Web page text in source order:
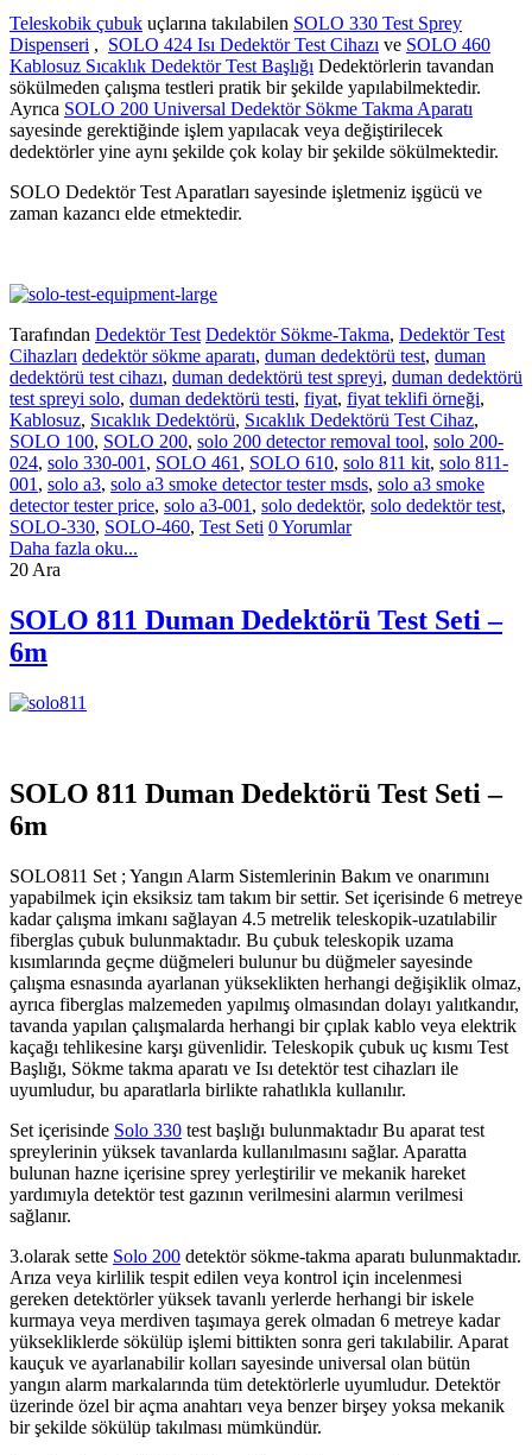
Teleskobik çubuk uçlarına takılabilen SOLO 330 Test Sprey
Dispenseri , SOLO 424 Isı Dedektör Test Cihazı ve SOLO 460
Kablosuz Sıcaklık Dedektör Test Başlığı Dedektörlerin tavandan
sökülmeden çalışma testleri pratik bir şekilde yapılabilmektedir.
Ayrıca SOLO 200 Universal Dedektör Sökme Takma Aparatı
sayesinde gerektiğinde işlem yapılacak veya değiştirilecek
dedektörler yine aynı şekilde çok kolay bir şekilde sökülmektedir.
SOLO Dedektör Test Aparatları sayesinde işletmeniz işgücü ve
zaman kazancı elde etmektedir.
Tarafından Dedektör Test Dedektör Sökme-Takma, Dedektör Test
Cihazları dedektör sökme aparatı, duman dedektörü test, duman
dedektörü test cihazı, duman dedektörü test spreyi, duman dedektörü
test spreyi solo, duman dedektörü testi, fiyat, fiyat teklifi örneği,
Kablosuz, Sıcaklık Dedektörü, Sıcaklık Dedektörü Test Cihaz,
SOLO 100, SOLO 200, solo 200 detector removal tool, solo 200-
024, solo 330-001 , SOLO 461 , SOLO 610, solo 811 kit, solo 811-
001 , solo a3, solo a3 smoke detector tester msds, solo a3 smoke
detector tester price, solo a3-001 , solo dedektör, solo dedektör test,
SOLO-330, SOLO-460, Test Seti 0 Yorumlar
Daha fazla oku...
20 Ara
SOLO 811 Duman Dedektörü Test Seti –
6m
SOLO 811 Duman Dedektörü Test Seti –
6m
SOLO811 Set ; Yangın Alarm Sistemlerinin Bakım ve onarımını
yapabilmek için eksiksiz tam takım bir settir. Set içerisinde 6 metreye
kadar çalışma imkanı sağlayan 4.5 metrelik teleskopik-uzatılabilir
fiberglas çubuk bulunmaktadır. Bu çubuk teleskopik uzama
kısımlarında geçme düğmeleri bulunur bu düğmeler sayesinde
çalışma esnasında ayarlanan yükseklikten herhangi değişiklik olmaz,
ayrıca fiberglas malzemeden yapılmış olmasından dolayı yalıtkandır,
tavanda yapılan çalışmalarda herhangi bir çıplak kablo veya elektrik
kaçağı tehlikesine karşı güvenlidir. Teleskopik çubuk uç kısmı Test
Başlığı, Sökme takma aparatı ve Isı detektör test cihazları ile
uyumludur, bu aparatlarla birlikte rahatlıkla kullanılır.
Set içerisinde Solo 330 test başlığı bulunmaktadır Bu aparat test
spreylerinin yüksek tavanlarda kullanılmasını sağlar. Aparatta
bulunan hazne içerisine sprey yerleştirilir ve mekanik hareket
yardımıyla detektör test gazının verilmesini alarmın verilmesi
sağlanır.
3.olarak sette Solo 200 detektör sökme-takma aparatı bulunmaktadır.
Arıza veya kirlilik tespit edilen veya kontrol için incelenmesi
gereken detektörler yüksek tavanlı yerlerde herhangi bir iskele
kurmaya veya merdiven taşımaya gerek olmadan 6 metreye kadar
yüksekliklerde sökülüp işlemi bittikten sonra geri takılabilir. Aparat
kauçuk ve ayarlanabilir kolları sayesinde universal olan bütün
yangın alarm markalarında tüm detektörlerle uyumludur. Detektör
üzerinde özel bir açma anahtarı veya benzer birşey yoksa mekanik
bir şekilde sökülüp takılması mümkündür.